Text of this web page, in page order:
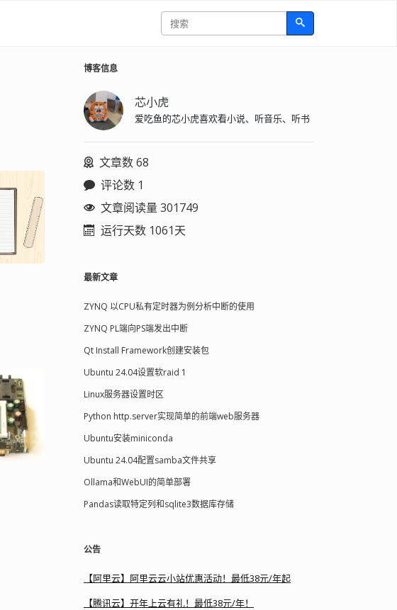
博客信息
芯小虎
爱吃鱼的芯小虎喜欢看小说、听音乐、听书
文章数 68
评论数 1
文章阅读量 301749
运行天数 1061天
最新文章
ZYNQ 以CPU私有定时器为例分析中断的使用
ZYNQ PL端向PS端发出中断
Qt Install Framework创建安装包
Ubuntu 24.04设置软raid 1
Linux服务器设置时区
Python http.server实现简单的前端web服务器
Ubuntu安装miniconda
Ubuntu 24.04配置samba文件共享
Ollama和WebUI的简单部署
Pandas读取特定列和sqlite3数据库存储
公告
【阿里云】阿里云云小站优惠活动！最低38元/年起
【腾讯云】开年上云有礼！最低38元/年！